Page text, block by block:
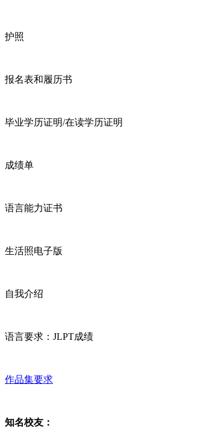
护照
报名表和履历书
毕业学历证明/在读学历证明
成绩单
语言能力证书
生活照电子版
自我介绍
语言要求：JLPT成绩
作品集要求
知名校友：